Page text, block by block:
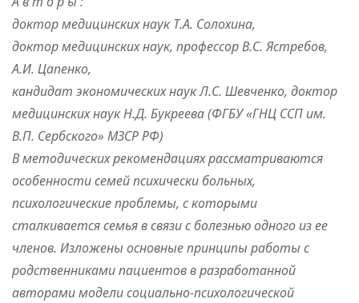
доктор медицинских наук Т.А. Солохина,
доктор медицинских наук, профессор В.С. Ястребов,
А.И. Цапенко,
кандидат экономических наук Л.С. Шевченко, доктор
медицинских наук Н.Д. Букреева (ФГБУ «ГНЦ ССП им.
В.П. Сербского» МЗСР РФ)
В методических рекомендациях рассматриваются
особенности семей психически больных,
психологические проблемы, с которыми
сталкивается семья в связи с болезнью одного из ее
членов. Изложены основные принципы работы с
родственниками пациентов в разработанной
авторами модели социально-психологической